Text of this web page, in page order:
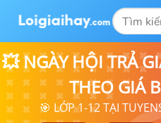
💥 NGÀY HỘI TRẢ
THEO GIÁ
🎯 LỚP 1-12 TẠI